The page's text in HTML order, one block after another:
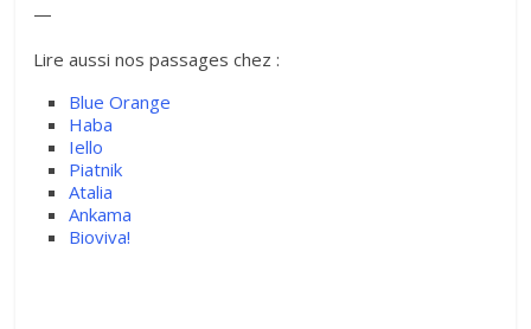
—
Lire aussi nos passages chez :
Blue Orange
Haba
Iello
Piatnik
Atalia
Ankama
Bioviva!